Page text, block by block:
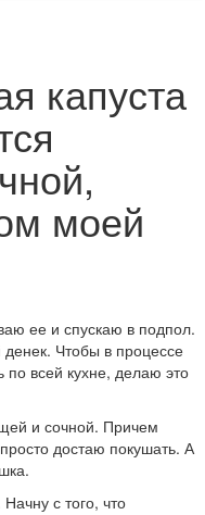
капуста
моей
ее и спускаю в подпол.
Чтобы в процессе
по всей кухне, делаю это
и сочной. Причем
достаю покушать. А
с того, что